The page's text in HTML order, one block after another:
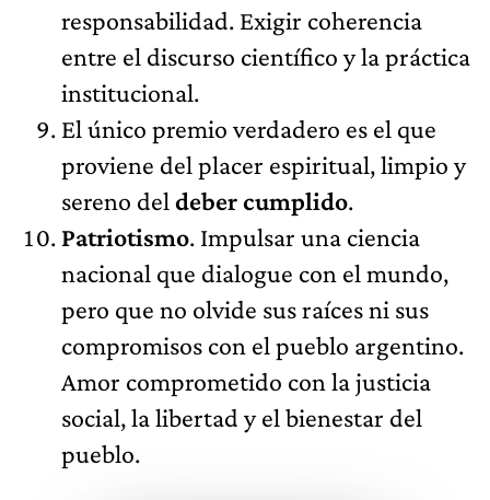
responsabilidad. Exigir coherencia
entre el discurso científico y la práctica
institucional.
El único premio verdadero es el que
proviene del placer espiritual, limpio y
sereno del deber cumplido.
Patriotismo. Impulsar una ciencia
nacional que dialogue con el mundo,
pero que no olvide sus raíces ni sus
compromisos con el pueblo argentino.
Amor comprometido con la justicia
social, la libertad y el bienestar del
pueblo.